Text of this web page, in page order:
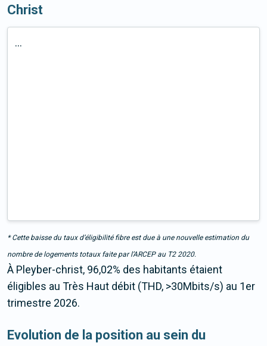
Christ
...
* Cette baisse du taux d’éligibilité fibre est due à une nouvelle estimation du
nombre de logements totaux faite par l’ARCEP au T2 2020.
À Pleyber-christ, 96,02% des habitants étaient
éligibles au Très Haut débit (THD, >30Mbits/s) au 1er
trimestre 2026.
Evolution de la position au sein du